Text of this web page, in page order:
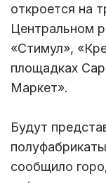
откроется на
Центральном
«Стимул»,
площадках
Маркет».
Будут
сообщило